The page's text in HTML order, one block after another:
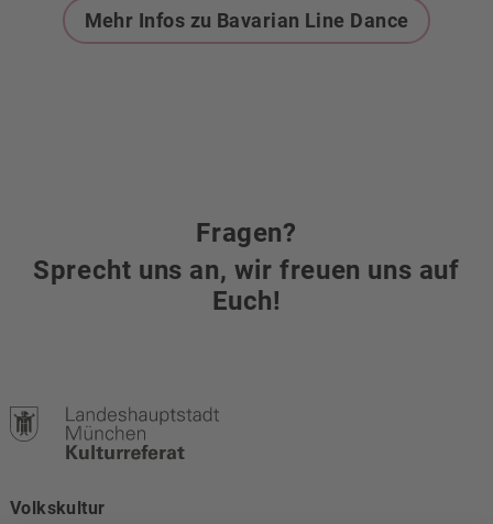
Mehr Infos zu Bavarian Line Dance
Fragen?
Sprecht uns an, wir freuen uns auf
Euch!
Volkskultur